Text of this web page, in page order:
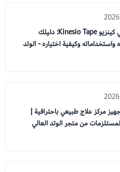
اللاصق الرياضي كينزيو Kinesio Tape: دليلك
وكيفية اختياره - الوتد
مركز علاج طبيعي باحترافية |
من متجر الوتد العالي